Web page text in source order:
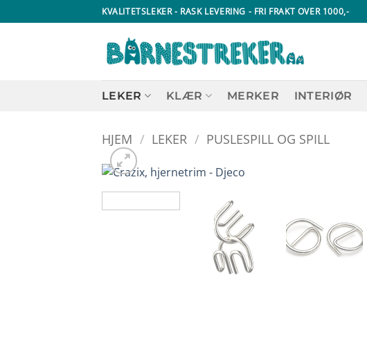
to
KVALITETSLEKER - RASK LEVERING - FRI FRAKT OVER 1000,-
LEKER KLÆR MERKER INTERIØR
HJEM / LEKER / PUSLESPILL OG SPILL